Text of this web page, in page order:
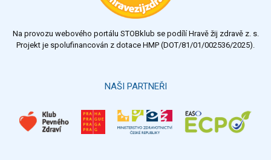
Na provozu webového portálu STOBklub se podílí Hravě žij zdravě z. s.
Projekt je spolufinancován z dotace HMP (DOT/81/01/002536/2025).
NAŠI PARTNEŘI